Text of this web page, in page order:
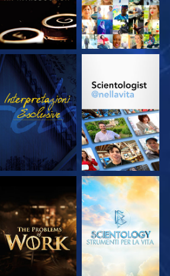
GUARDA
ESPLORA LE
ESPLORA LE
SERIE
ESPLORA LE
SERIE